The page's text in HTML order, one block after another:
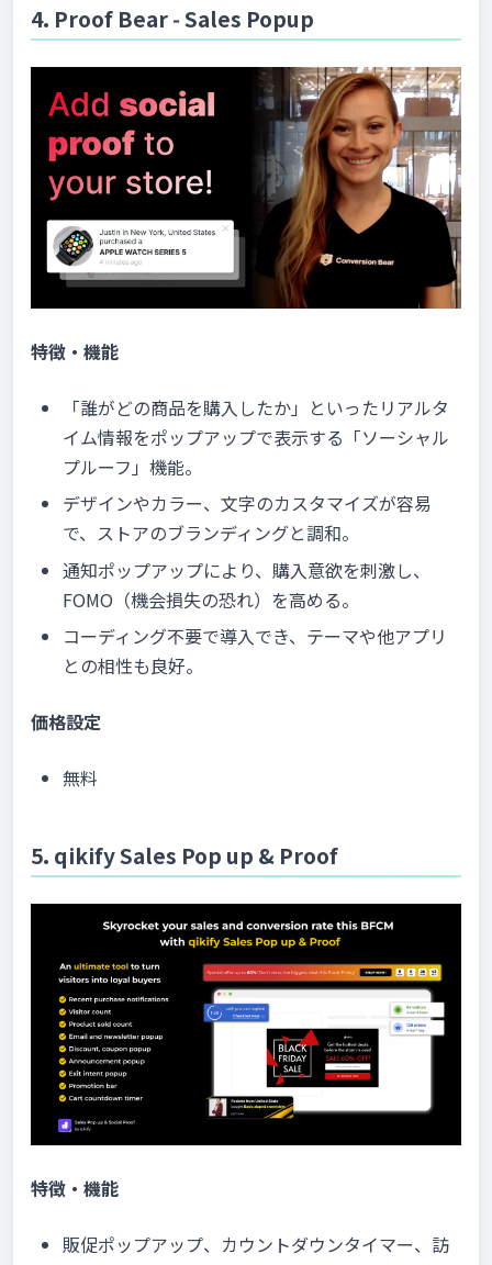
4. Proof Bear ‑ Sales Popup
特徴・機能
「誰がどの商品を購入したか」といったリアルタ
イム情報をポップアップで表示する「ソーシャル
プルーフ」機能。
デザインやカラー、文字のカスタマイズが容易
で、ストアのブランディングと調和。
通知ポップアップにより、購入意欲を刺激し、
FOMO（機会損失の恐れ）を高める。
コーディング不要で導入でき、テーマや他アプリ
との相性も良好。
価格設定
無料
5. qikify Sales Pop up & Proof
特徴・機能
販促ポップアップ、カウントダウンタイマー、訪